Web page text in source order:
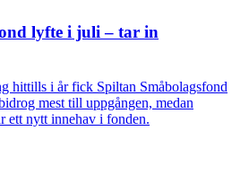
lyfte i juli – tar in
hittills i år fick Spiltan Småbolagsfond
mest till uppgången, medan
ett nytt innehav i fonden.